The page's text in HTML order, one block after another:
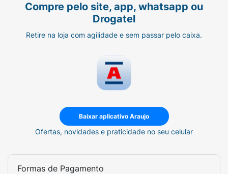
Compre pelo site, app, whatsapp ou
Drogatel
Retire na loja com agilidade e sem passar pelo caixa.
Baixar aplicativo Araujo
Ofertas, novidades e praticidade no seu celular
Formas de Pagamento